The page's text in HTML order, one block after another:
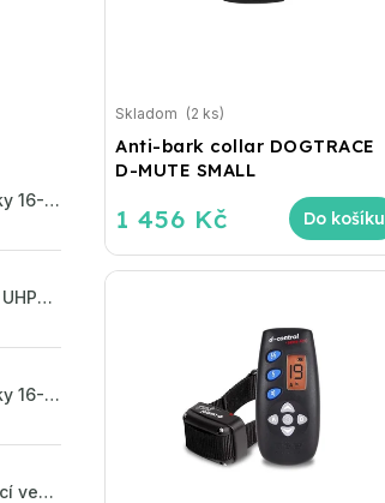
Ochranná hadice pro trubky 16-18mm - červená
Systémová izolační deska UHP51 (STIROTERMAL DUO 11)
Ochranná hadice pro trubky 16-18mm - modrá
Automatický odvzdušňovací ventil 1/2" se zpětnou klapkou mosazný
Anti-bark collar DOGTRACE
D-MUTE SMALL
Skladom (2 ks)
1 456 Kč Do košíku